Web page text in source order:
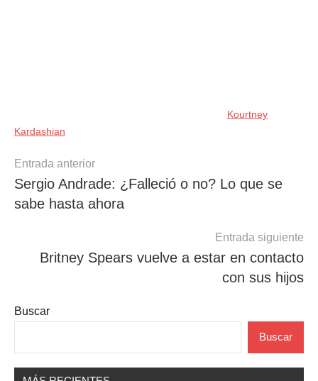
Kourtney
Kardashian
Navegación
de
entradas
Entrada anterior
Sergio Andrade: ¿Falleció o no? Lo que se
sabe hasta ahora
Entrada siguiente
Britney Spears vuelve a estar en contacto
con sus hijos
Buscar
Buscar